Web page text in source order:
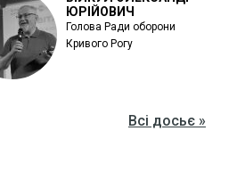
ЮРІЙОВИЧ
Голова Ради оборони
Кривого Рогу
Всі досьє »